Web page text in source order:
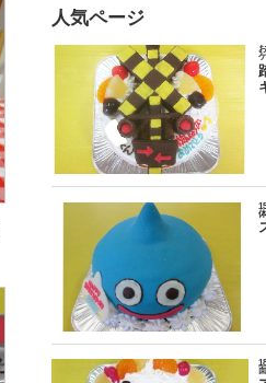
人気ページ